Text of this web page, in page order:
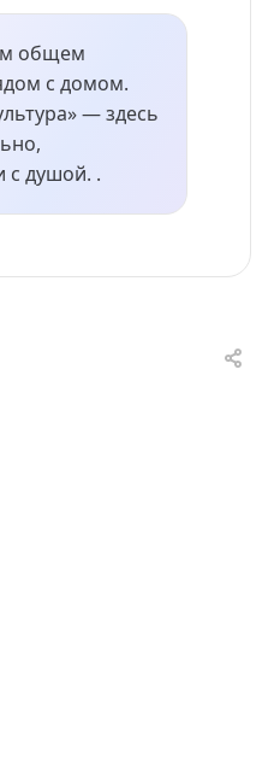
общем
с домом.
— здесь
с душой. .